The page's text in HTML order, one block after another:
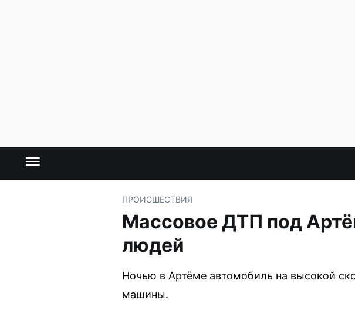
ПРОИСШЕСТВИЯ
Массовое ДТП под
людей
Ночью в Артёме автомобиль на высокой
машины.